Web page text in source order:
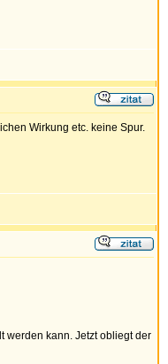
Wirkung etc. keine Spur.
werden kann. Jetzt obliegt der